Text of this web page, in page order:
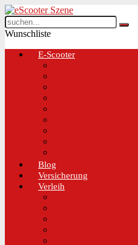
Wunschliste
E-Scooter
Blog
Versicherung
Verleih